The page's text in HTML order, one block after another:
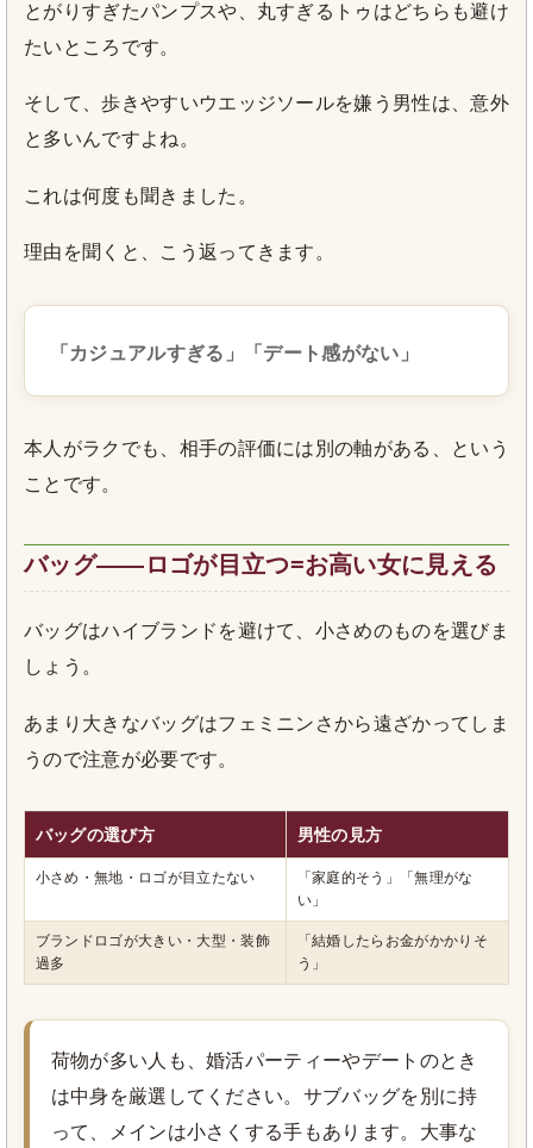
とがりすぎたパンプスや、丸すぎるトゥはどちらも避け
たいところです。
そして、歩きやすいウエッジソールを嫌う男性は、意外
と多いんですよね。
これは何度も聞きました。
理由を聞くと、こう返ってきます。
「カジュアルすぎる」「デート感がない」
本人がラクでも、相手の評価には別の軸がある、という
ことです。
バッグ――ロゴが目立つ=お高い女に見える
バッグはハイブランドを避けて、小さめのものを選びま
しょう。
あまり大きなバッグはフェミニンさから遠ざかってしま
うので注意が必要です。
バッグの選び方 男性の見方
小さめ・無地・ロゴが目立たない
「家庭的そう」「無理がな
い」
ブランドロゴが大きい・大型・装飾
過多
「結婚したらお金がかかりそ
う」
荷物が多い人も、婚活パーティーやデートのとき
は中身を厳選してください。サブバッグを別に持
って、メインは小さくする手もあります。大事な